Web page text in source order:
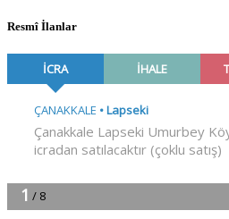
Resmî İlanlar